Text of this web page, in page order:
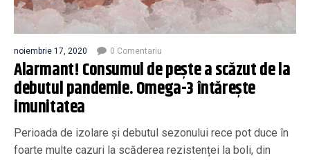
noiembrie 17, 2020 0 Comentariu
Alarmant! Consumul de pește a scăzut de la
debutul pandemie. Omega-3 întărește
imunitatea
Perioada de izolare și debutul sezonului rece pot duce în
foarte multe cazuri la scăderea rezistenței la boli, din